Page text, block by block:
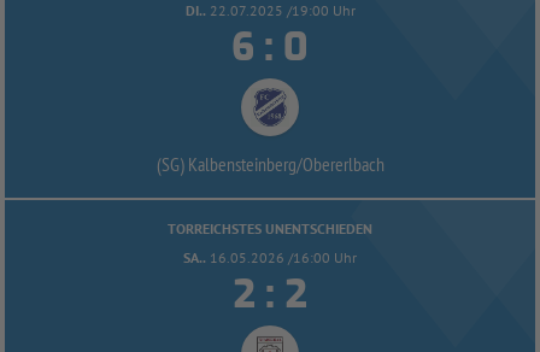
DI.. 22.07.2025 /19:00 Uhr
 : 
(SG) Kalbensteinberg/Obererlbach
TORREICHSTES UNENTSCHIEDEN
SA.. 16.05.2026 /16:00 Uhr
 : 